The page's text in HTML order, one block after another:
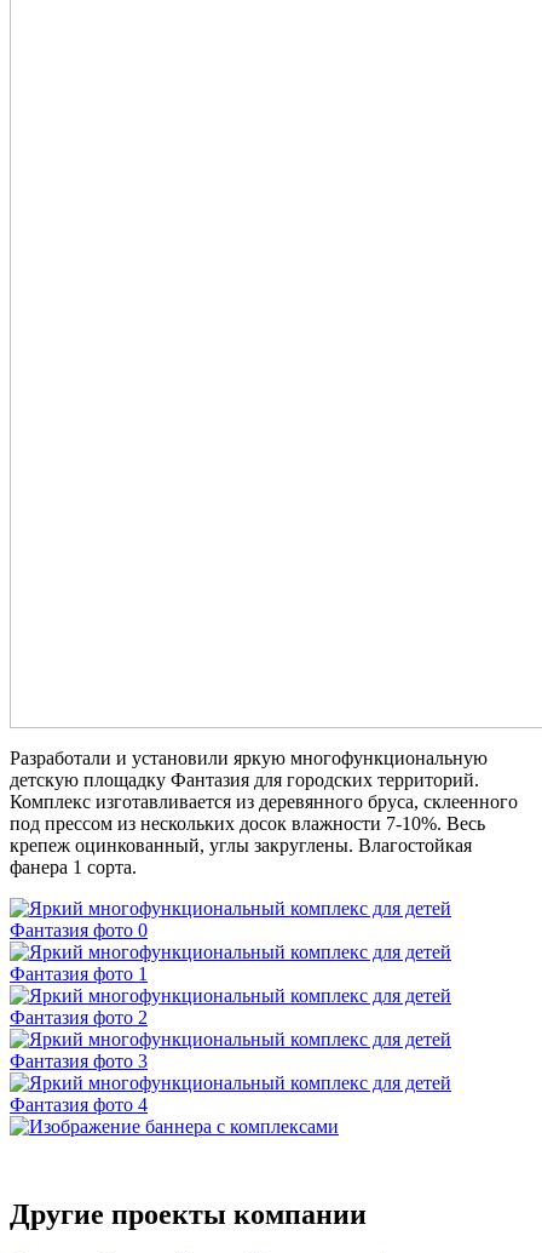
Разработали и установили яркую многофункциональную
детскую площадку Фантазия для городских территорий.
Комплекс изготавливается из деревянного бруса, склеенного
под прессом из нескольких досок влажности 7-10%. Весь
крепеж оцинкованный, углы закруглены. Влагостойкая
фанера 1 сорта.
Другие проекты компании